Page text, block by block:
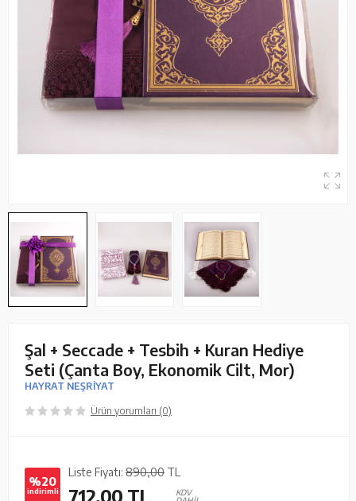
Şal + Seccade + Tesbih + Kuran Hediye
Seti (Çanta Boy, Ekonomik Cilt, Mor)
HAYRAT NEŞRİYAT
Ürün yorumları (0)
%20
indirimli
Liste Fiyatı: 890,00 TL
712,00 TL
KDV